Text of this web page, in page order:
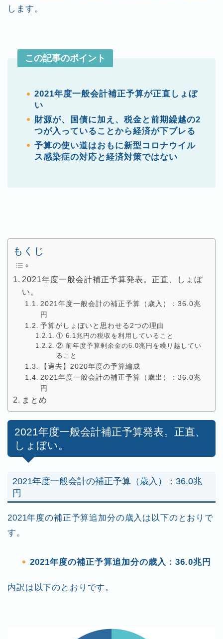
します。
この記事のポイント
2021年度一般会計補正予算が正直しょぼ
い
財源が、国債に加え、税金と前期繰越の2
つが入っていることから経済が下ブレる
予算の使い道はおもに新型コロナウイル
ス感染症の対応と経済対策ではない
もくじ
2021年度一般会計補正予算発表。正直、しょぼ
い。
2021年度一般会計の補正予算（歳入）：36.0兆
円
予算がしょぼいと思わせる2つの理由
① 6.1兆円の税収を利用していること
② 前年度予算剰余金の6.0兆円を繰り越してい
ること
【過去】2020年度の予算編成
2021年度一般会計の補正予算（歳出）：36.0兆
円
まとめ
2021年度一般会計補正予算発表。正直、
しょぼい。
2021年度一般会計の補正予算（歳入）：36.0兆
円
2021年度の補正予算追加分の歳入は以下のとおりで
す。
2021年度の補正予算追加分の歳入：36.0兆円
内訳は以下のとおりです。